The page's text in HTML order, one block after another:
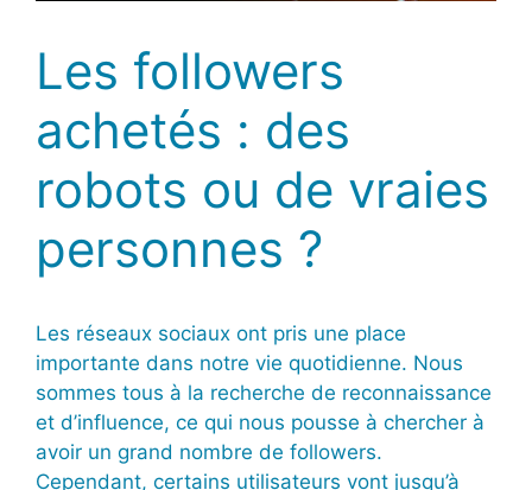
Les followers
achetés : des
robots ou de vraies
personnes ?
Les réseaux sociaux ont pris une place
importante dans notre vie quotidienne. Nous
sommes tous à la recherche de reconnaissance
et d’influence, ce qui nous pousse à chercher à
avoir un grand nombre de followers.
Cependant, certains utilisateurs vont jusqu’à